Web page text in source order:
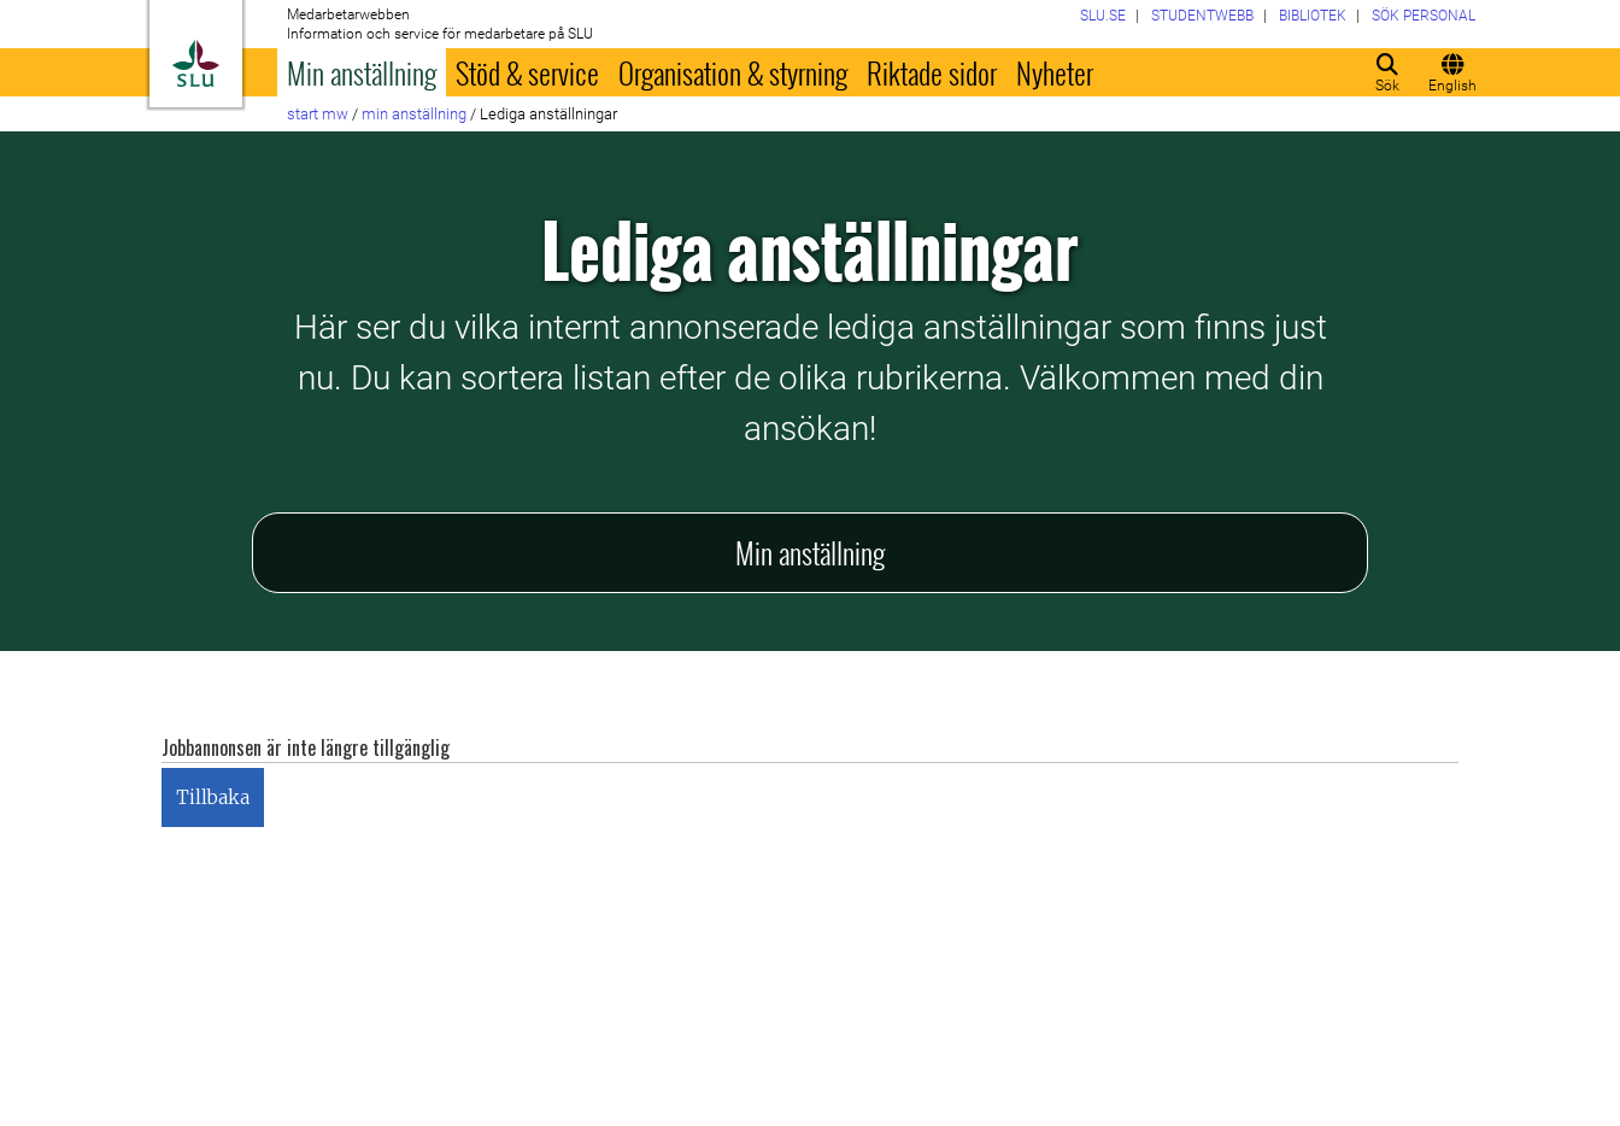
Till startsida
Medarbetarwebben
Information och service för medarbetare på SLU
Sök English
SLU.SE STUDENTWEBB BIBLIOTEK SÖK PERSONAL
Min anställning Stöd & service Organisation & styrning Riktade sidor Nyheter
start mw / min anställning / Lediga anställningar
Lediga anställningar
Här ser du vilka internt annonserade lediga anställningar som finns just
nu. Du kan sortera listan efter de olika rubrikerna. Välkommen med din
ansökan!
Min anställning